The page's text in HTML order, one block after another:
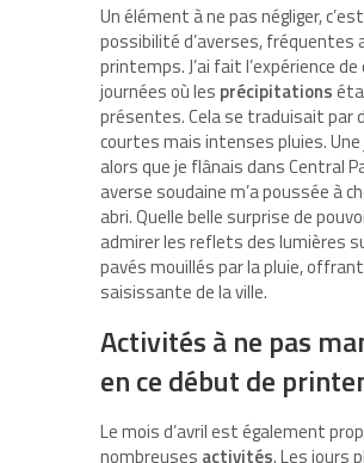
Un élément à ne pas négliger,
possibilité d’averses, fréquentes
printemps. J’ai fait l’expérience
journées où les précipitations
présentes. Cela se traduisait par
courtes mais intenses pluies. Une
alors que je flânais dans Central
averse soudaine m’a poussée à
abri. Quelle belle surprise de
admirer les reflets des lumières
pavés mouillés par la pluie,
saisissante de la ville.
Activités à ne pas
en ce début de
Le mois d’avril est également
nombreuses activités. Les jours